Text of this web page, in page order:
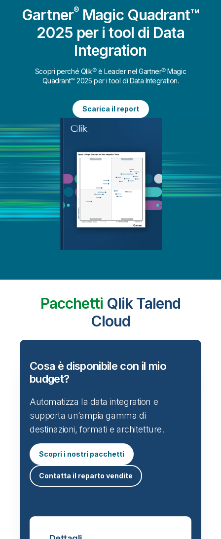
Gartner® Magic Quadrant™
2025 per i tool di Data
Integration
Scopri perché Qlik® è Leader nel Gartner® Magic
Quadrant™ 2025 per i tool di Data Integration.
Scarica il report
Pacchetti Qlik Talend
Cloud
Cosa è disponibile con il mio
budget?
Automatizza la data integration e
supporta un’ampia gamma di
destinazioni, formati e architetture.
Scopri i nostri pacchetti
Contatta il reparto vendite